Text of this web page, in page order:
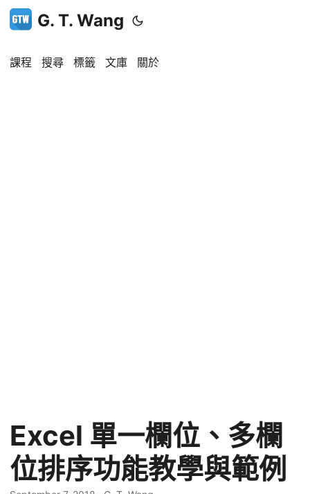
G. T. Wang
課程 搜尋 標籤 文庫 關於
Excel 單一欄位、多欄
位排序功能教學與範例